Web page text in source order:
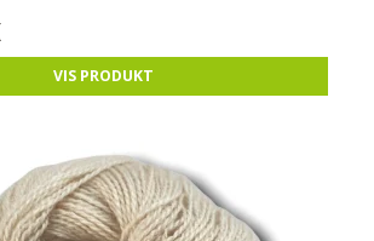
VIS PRODUKT